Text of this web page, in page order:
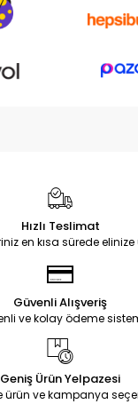
Hızlı Teslimat
en kısa sürede elinize
Güvenli Alışveriş
ve kolay ödeme
Geniş Ürün Yelpazesi
ürün ve kampanya